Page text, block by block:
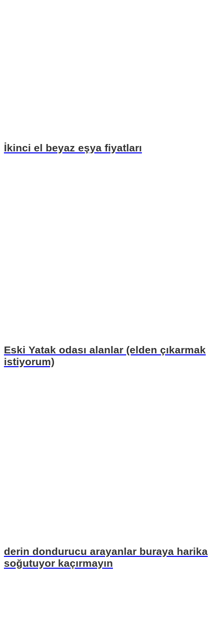
İkinci el beyaz eşya fiyatları
Eski Yatak odası alanlar (elden çıkarmak
istiyorum)
derin dondurucu arayanlar buraya harika
soğutuyor kaçırmayın